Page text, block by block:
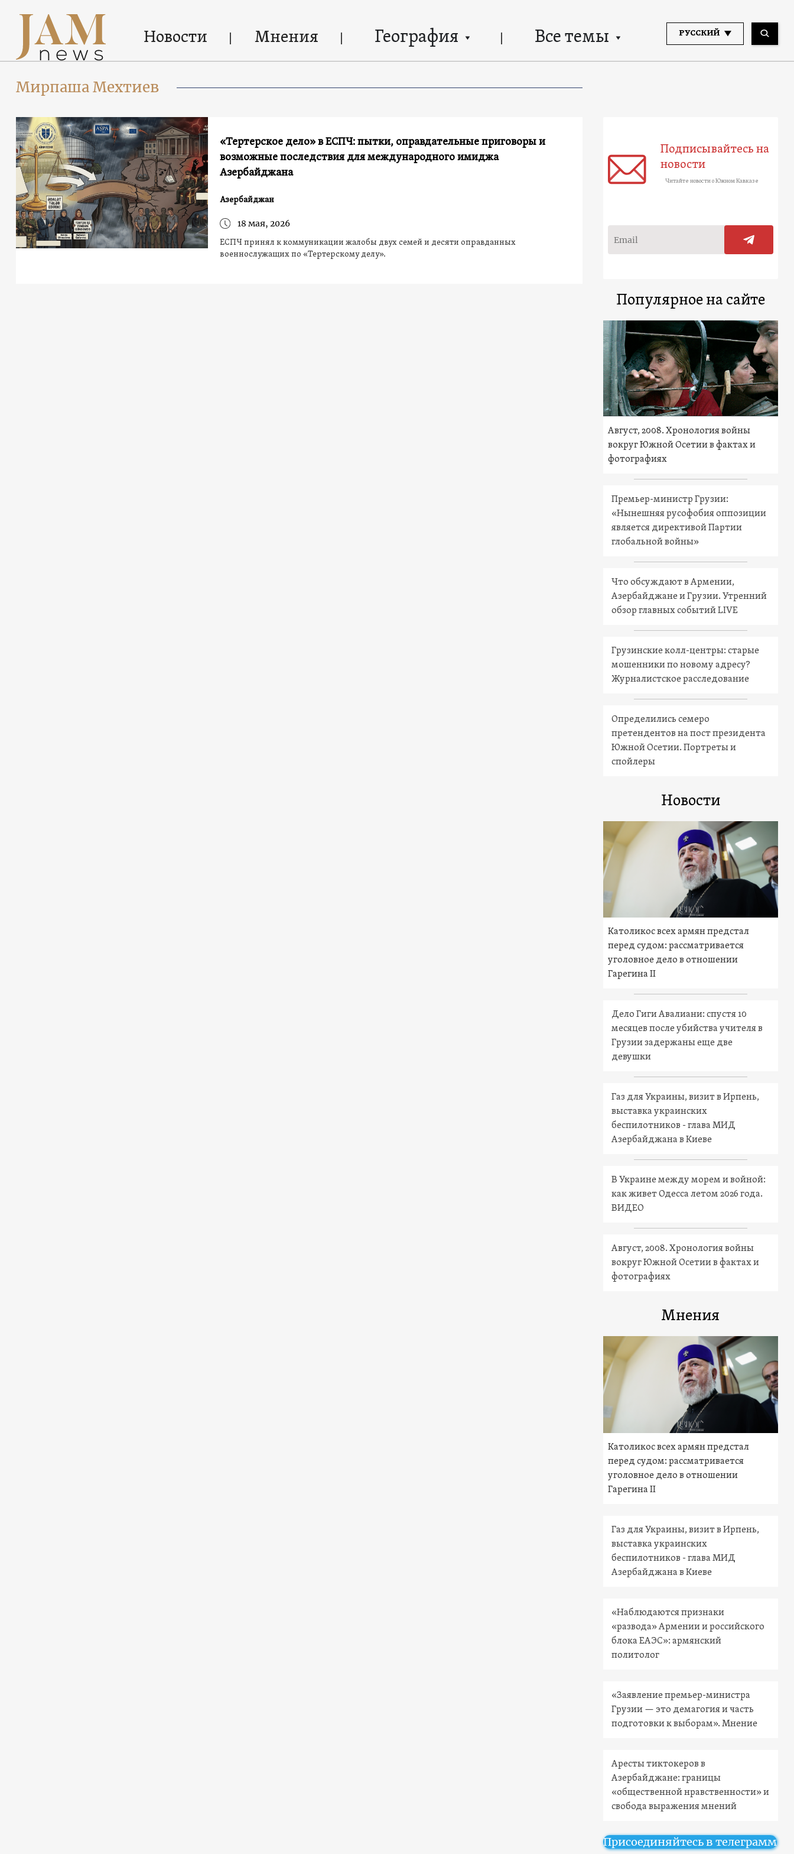
Новости Мнения География Все темы РУССКИЙ
Мирпаша Мехтиев
«Тертерское дело» в ЕСПЧ: пытки, оправдательные приговоры и
возможные последствия для международного имиджа
Азербайджана
Азербайджан
18 мая, 2026
ЕСПЧ принял к коммуникации жалобы двух семей и десяти оправданных
военнослужащих по «Тертерскому делу».
Подписывайтесь на
новости
Читайте новости о Южном Кавказе
Популярное на сайте
Август, 2008. Хронология войны
вокруг Южной Осетии в фактах и
фотографиях
Премьер-министр Грузии:
«Нынешняя русофобия оппозиции
является директивой Партии
глобальной войны»
Что обсуждают в Армении,
Азербайджане и Грузии. Утренний
обзор главных событий LIVE
Грузинские колл-центры: старые
мошенники по новому адресу?
Журналистское расследование
Определились семеро
претендентов на пост президента
Южной Осетии. Портреты и
спойлеры
Новости
Католикос всех армян предстал
перед судом: рассматривается
уголовное дело в отношении
Гарегина II
Дело Гиги Авалиани: спустя 10
месяцев после убийства учителя в
Грузии задержаны еще две
девушки
Газ для Украины, визит в Ирпень,
выставка украинских
беспилотников - глава МИД
Азербайджана в Киеве
В Украине между морем и войной:
как живет Одесса летом 2026 года.
ВИДЕО
Август, 2008. Хронология войны
вокруг Южной Осетии в фактах и
фотографиях
Мнения
Католикос всех армян предстал
перед судом: рассматривается
уголовное дело в отношении
Гарегина II
Газ для Украины, визит в Ирпень,
выставка украинских
беспилотников - глава МИД
Азербайджана в Киеве
«Наблюдаются признаки
«развода» Армении и российского
блока ЕАЭС»: армянский
политолог
«Заявление премьер-министра
Грузии — это демагогия и часть
подготовки к выборам». Мнение
Аресты тиктокеров в
Азербайджане: границы
«общественной нравственности» и
свобода выражения мнений
Присоединяйтесь в телеграмм